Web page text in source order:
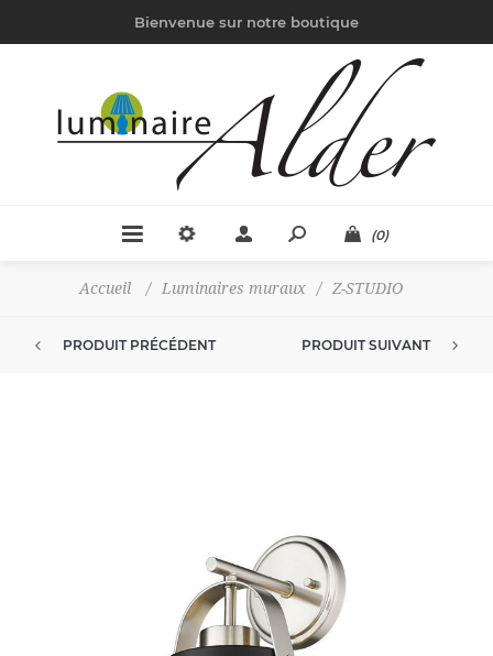
Bienvenue sur notre boutique
(0)
Accueil / Luminaires muraux / Z-STUDIO
PRODUIT PRÉCÉDENT PRODUIT SUIVANT